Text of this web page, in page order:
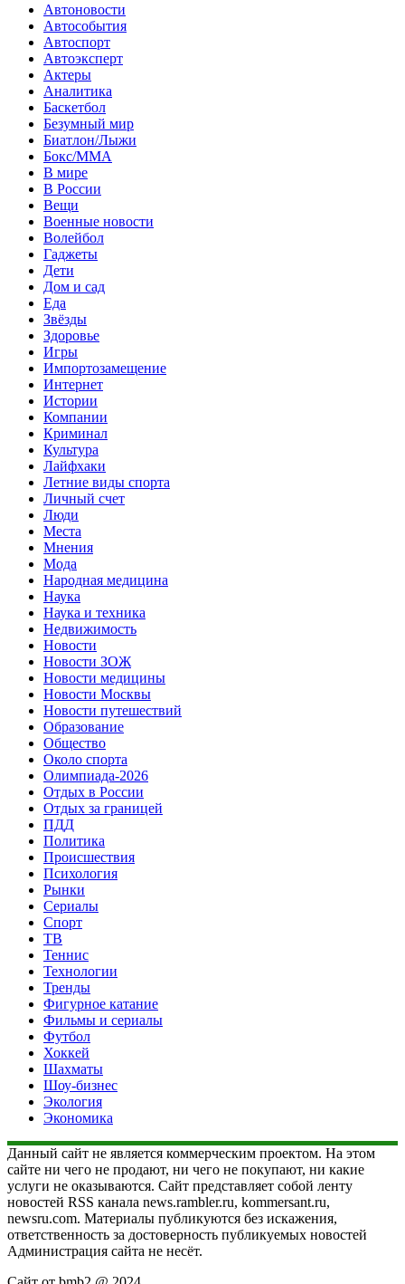
Автоновости
Автособытия
Автоспорт
Автоэксперт
Актеры
Аналитика
Баскетбол
Безумный мир
Биатлон/Лыжи
Бокс/MMA
В мире
В России
Вещи
Военные новости
Волейбол
Гаджеты
Дети
Дом и сад
Еда
Звёзды
Здоровье
Игры
Импортозамещение
Интернет
Истории
Компании
Криминал
Культура
Лайфхаки
Летние виды спорта
Личный счет
Люди
Места
Мнения
Мода
Народная медицина
Наука
Наука и техника
Недвижимость
Новости
Новости ЗОЖ
Новости медицины
Новости Москвы
Новости путешествий
Образование
Общество
Около спорта
Олимпиада-2026
Отдых в России
Отдых за границей
ПДД
Политика
Происшествия
Психология
Рынки
Сериалы
Спорт
ТВ
Теннис
Технологии
Тренды
Фигурное катание
Фильмы и сериалы
Футбол
Хоккей
Шахматы
Шоу-бизнес
Экология
Экономика
Данный сайт не является коммерческим проектом. На этом
сайте ни чего не продают, ни чего не покупают, ни какие
услуги не оказываются. Сайт представляет собой ленту
новостей RSS канала news.rambler.ru, kommersant.ru,
newsru.com. Материалы публикуются без искажения,
ответственность за достоверность публикуемых новостей
Администрация сайта не несёт.